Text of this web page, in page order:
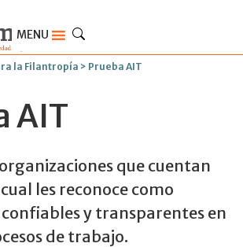
MENU
la Filantropía > Prueba AIT
AIT
que cuentan
les reconoce como
y transparentes en
de trabajo.